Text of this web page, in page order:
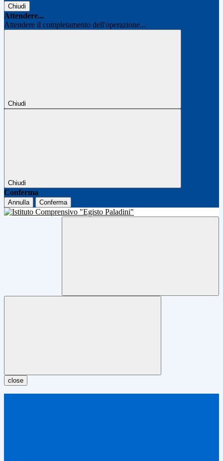
Chiudi
Attendere...
Attendere il completamento dell'operazione...
Chiudi
Chiudi
Conferma
Annulla Conferma
close